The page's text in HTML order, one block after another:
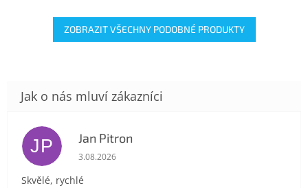
ZOBRAZIT VŠECHNY PODOBNÉ PRODUKTY
JP Jan Pitron
Hodnocení obchodu je 5 z 5 hvězdiček.
3.08.2026
Skvělé, rychlé